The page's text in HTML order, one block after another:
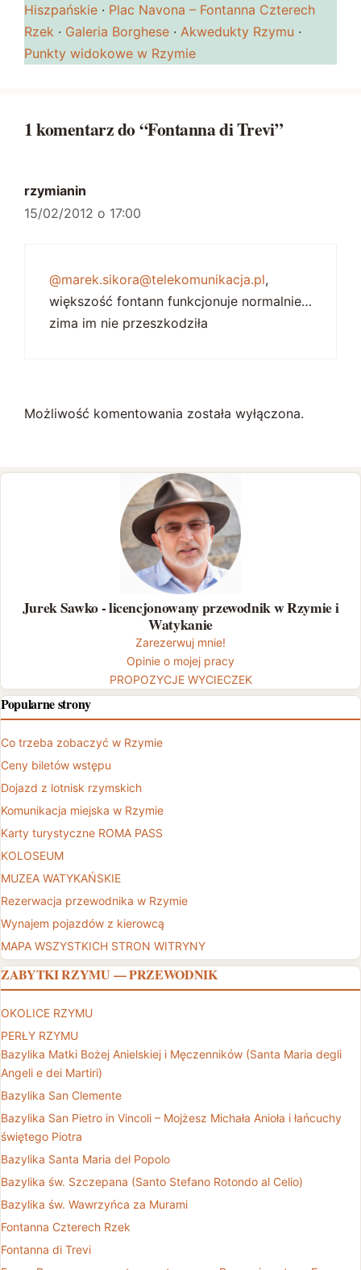
Hiszpańskie · Plac Navona – Fontanna Czterech
Rzek · Galeria Borghese · Akwedukty Rzymu ·
Punkty widokowe w Rzymie
1 komentarz do “Fontanna di Trevi”
rzymianin
15/02/2012 o 17:00
@marek.sikora@telekomunikacja.pl,
większość fontann funkcjonuje normalnie…
zima im nie przeszkodziła
Możliwość komentowania została wyłączona.
Jurek Sawko - licencjonowany przewodnik w Rzymie i
Watykanie
Zarezerwuj mnie!
Opinie o mojej pracy
PROPOZYCJE WYCIECZEK
Popularne strony
Co trzeba zobaczyć w Rzymie
Ceny biletów wstępu
Dojazd z lotnisk rzymskich
Komunikacja miejska w Rzymie
Karty turystyczne ROMA PASS
KOLOSEUM
MUZEA WATYKAŃSKIE
Rezerwacja przewodnika w Rzymie
Wynajem pojazdów z kierowcą
MAPA WSZYSTKICH STRON WITRYNY
ZABYTKI RZYMU — PRZEWODNIK
OKOLICE RZYMU
PERŁY RZYMU
Bazylika Matki Bożej Anielskiej i Męczenników (Santa Maria degli
Angeli e dei Martiri)
Bazylika San Clemente
Bazylika San Pietro in Vincoli – Mojżesz Michała Anioła i łańcuchy
świętego Piotra
Bazylika Santa Maria del Popolo
Bazylika św. Szczepana (Santo Stefano Rotondo al Celio)
Bazylika św. Wawrzyńca za Murami
Fontanna Czterech Rzek
Fontanna di Trevi